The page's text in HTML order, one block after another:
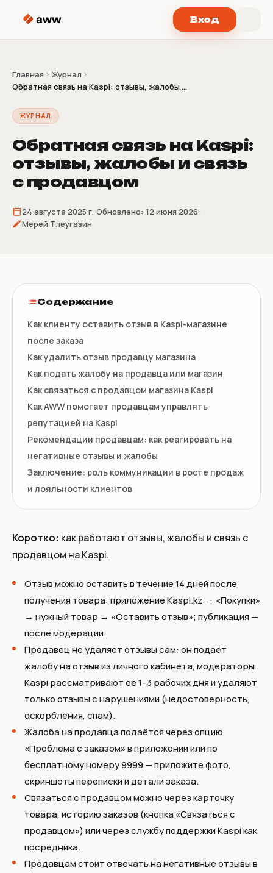
Вход
Главная
Журнал
Обратная связь на Kaspi: отзывы, жалобы ...
ЖУРНАЛ
Обратная связь на Kaspi:
отзывы, жалобы и связь
с продавцом
24 августа 2025 г. Обновлено: 12 июня 2026
Мерей Тлеугазин
Содержание
Как клиенту оставить отзыв в Kaspi-магазине
после заказа
Как удалить отзыв продавцу магазина
Как подать жалобу на продавца или магазин
Как связаться с продавцом магазина Kaspi
Как AWW помогает продавцам управлять
репутацией на Kaspi
Рекомендации продавцам: как реагировать на
негативные отзывы и жалобы
Заключение: роль коммуникации в росте продаж
и лояльности клиентов
Коротко: как работают отзывы, жалобы и связь с
продавцом на Kaspi.
Отзыв можно оставить в течение 14 дней после
получения товара: приложение Kaspi.kz → «Покупки»
→ нужный товар → «Оставить отзыв»; публикация —
после модерации.
Продавец не удаляет отзывы сам: он подаёт
жалобу на отзыв из личного кабинета, модераторы
Kaspi рассматривают её 1–3 рабочих дня и удаляют
только отзывы с нарушениями (недостоверность,
оскорбления, спам).
Жалоба на продавца подаётся через опцию
«Проблема с заказом» в приложении или по
бесплатному номеру 9999 — приложите фото,
скриншоты переписки и детали заказа.
Связаться с продавцом можно через карточку
товара, историю заказов (кнопка «Связаться с
продавцом») или через службу поддержки Kaspi как
посредника.
Продавцам стоит отвечать на негативные отзывы в